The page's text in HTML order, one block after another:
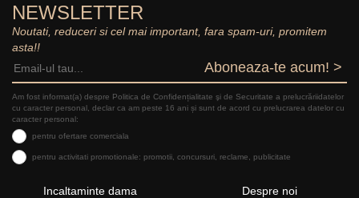
NEWSLETTER
Noutati, reduceri si cel mai important, fara spam-uri, promitem
asta!!
Aboneaza-te acum! >
Am fost informat(a) despre Politica de Confidențialitate şi de Securitate a prelucrăriidatelor
cu caracter personal, declar ca am peste 16 ani și sunt de acord cu prelucrarea datelor cu
caracter personal:
pentru ofertare comerciala
pentru activitati promotionale: promotii, concursuri, reclame, publicitate
Incaltaminte dama
Despre noi